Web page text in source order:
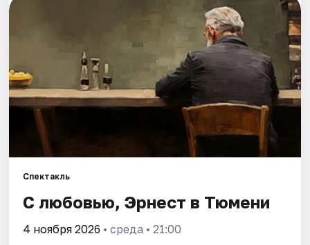
Экскурсии
Спорт
События
Города
Площадки
Спектакль
С любовью, Эрнест в Тюмени
4 ноября 2026 • среда • 21:00